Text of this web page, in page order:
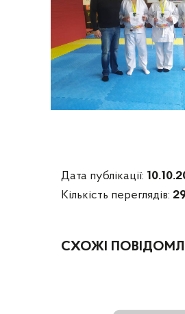
Дата публікації:
Кількість переглядів:
СХОЖІ